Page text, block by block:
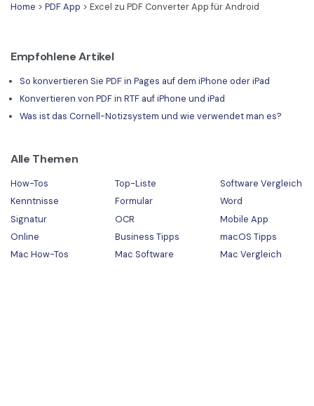
Home > PDF App > Excel zu PDF Converter App für Android
Empfohlene Artikel
So konvertieren Sie PDF in Pages auf dem iPhone oder iPad
Konvertieren von PDF in RTF auf iPhone und iPad
Was ist das Cornell-Notizsystem und wie verwendet man es?
Alle Themen
How-Tos Top-Liste
Software Vergleich
Kenntnisse
Formular
Word
Signatur
OCR
Mobile App
Online
Business Tipps
macOS Tipps
Mac How-Tos
Mac Software Mac Vergleich